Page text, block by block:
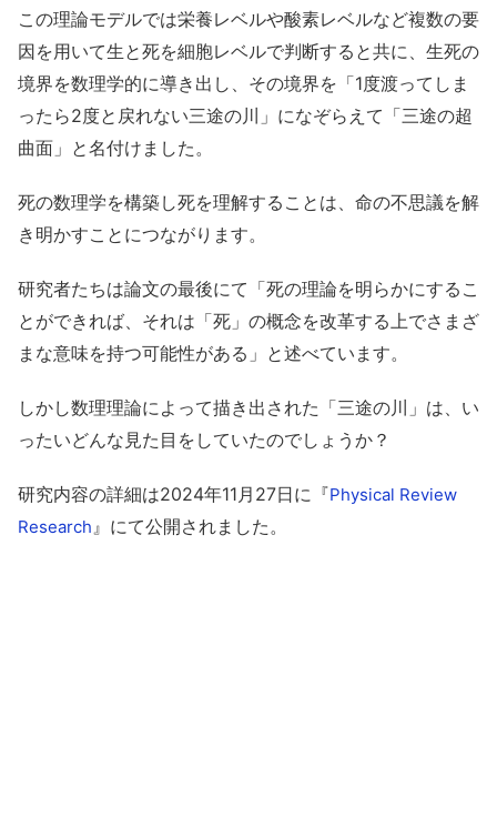
この理論モデルでは栄養レベルや酸素レベルなど複数の要
因を用いて生と死を細胞レベルで判断すると共に、生死の
境界を数理学的に導き出し、その境界を「1度渡ってしま
ったら2度と戻れない三途の川」になぞらえて「三途の超
曲面」と名付けました。
死の数理学を構築し死を理解することは、命の不思議を解
き明かすことにつながります。
研究者たちは論文の最後にて「死の理論を明らかにするこ
とができれば、それは「死」の概念を改革する上でさまざ
まな意味を持つ可能性がある」と述べています。
しかし数理理論によって描き出された「三途の川」は、い
ったいどんな見た目をしていたのでしょうか？
研究内容の詳細は2024年11月27日に『Physical Review
Research 』にて公開されました。